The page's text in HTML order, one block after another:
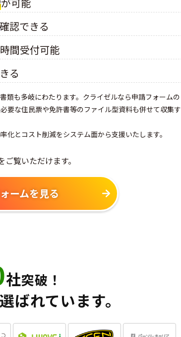
確認できる
間受付可能
る
類も多岐にわたります。クライゼルなら申請フォームの
要な住民票や免許書等のファイル型資料も併せて収集す
化とコスト削減をシステム面から支援いたします。
覧いただけます。
ームを見る
社突破！
ばれています。